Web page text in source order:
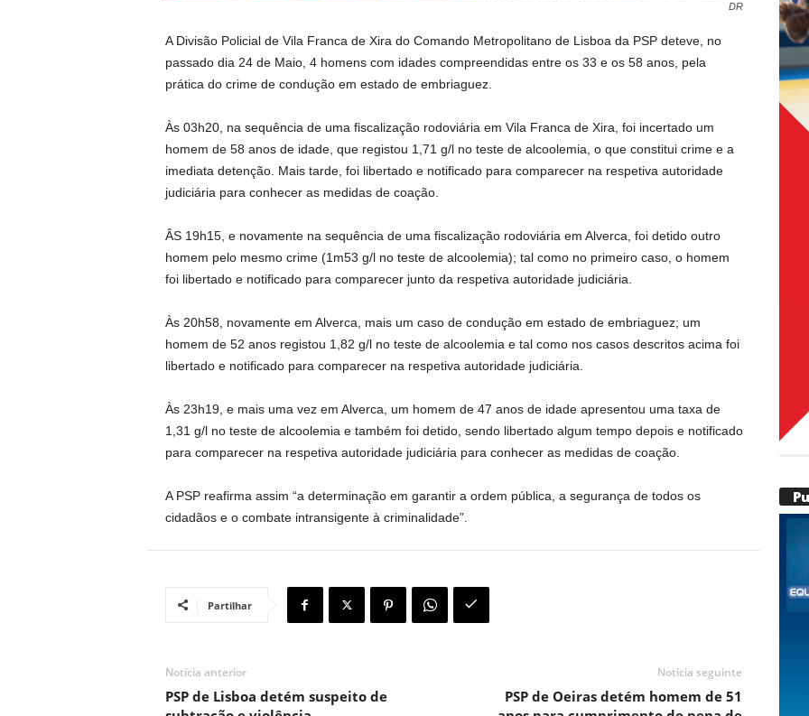
DR
A Divisão Policial de Vila Franca de Xira do Comando Metropolitano de Lisboa da PSP deteve, no
passado dia 24 de Maio, 4 homens com idades compreendidas entre os 33 e os 58 anos, pela
prática do crime de condução em estado de embriaguez.
Às 03h20, na sequência de uma fiscalização rodoviária em Vila Franca de Xira, foi incertado um
homem de 58 anos de idade, que registou 1,71 g/l no teste de alcoolemia, o que constitui crime e a
imediata detenção. Mais tarde, foi libertado e notificado para comparecer na respetiva autoridade
judiciária para conhecer as medidas de coação.
ÂS 19h15, e novamente na sequência de uma fiscalização rodoviária em Alverca, foi detido outro
homem pelo mesmo crime (1m53 g/l no teste de alcoolemia); tal como no primeiro caso, o homem
foi libertado e notificado para comparecer junto da respetiva autoridade judiciária.
Às 20h58, novamente em Alverca, mais um caso de condução em estado de embriaguez; um
homem de 52 anos registou 1,82 g/l no teste de alcoolemia e tal como nos casos descritos acima foi
libertado e notificado para comparecer na respetiva autoridade judiciária.
Às 23h19, e mais uma vez em Alverca, um homem de 47 anos de idade apresentou uma taxa de
1,31 g/l no teste de alcoolemia e também foi detido, sendo libertado algum tempo depois e notificado
para comparecer na respetiva autoridade judiciária para conhecer as medidas de coação.
A PSP reafirma assim “a determinação em garantir a ordem pública, a segurança de todos os
cidadãos e o combate intransigente à criminalidade”.
Partilhar
Notícia anterior
PSP de Lisboa detém suspeito de
Notícia seguinte
PSP de Oeiras detém homem de 51